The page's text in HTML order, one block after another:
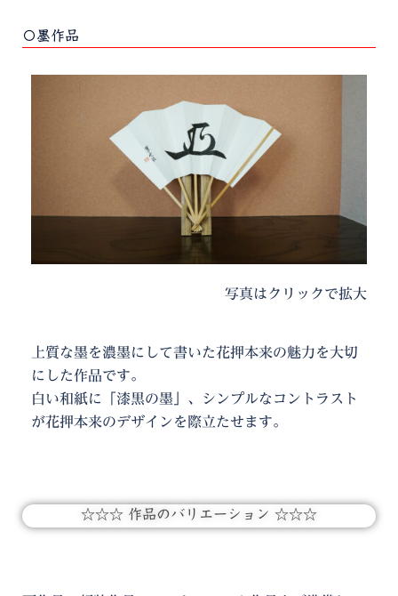
〇墨作品
写真はクリックで拡大
上質な墨を濃墨にして書いた花押本来の魅力を大切
にした作品です。
白い和紙に「漆黒の墨」、シンプルなコントラスト
が花押本来のデザインを際立たせます。
☆☆☆ 作品のバリエーション ☆☆☆